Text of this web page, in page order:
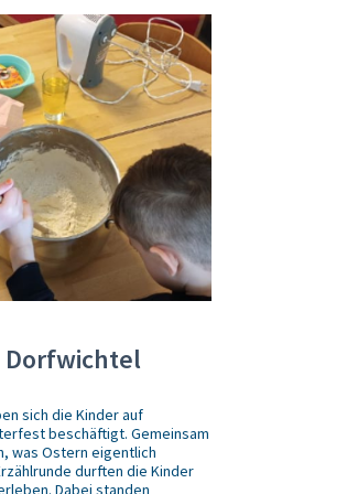
Dorfwichtel
sich die Kinder auf
beschäftigt. Gemeinsam
was Ostern eigentlich
durften die Kinder